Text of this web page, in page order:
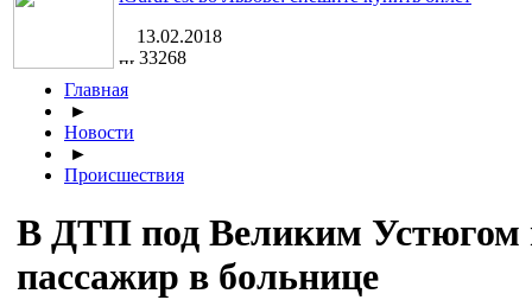
13.02.2018
33268
Главная
►
Новости
►
Происшествия
В ДТП под Великим Устюгом
пассажир в больнице